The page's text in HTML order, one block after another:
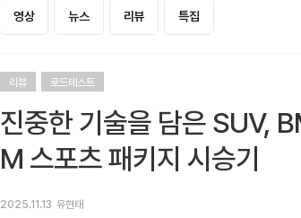
영상 뉴스 리뷰 특집
리뷰 로드테스트
진중한 기술을 담은 SUV,
M 스포츠 패키지 시승기
2025.11.13 유현태